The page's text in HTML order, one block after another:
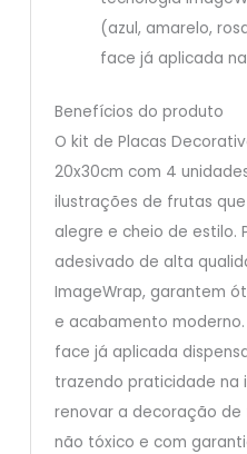
(azul, amarelo,
face já aplicada
Benefícios do produto
O kit de Placas
20x30cm com 4
ilustrações de frutas
alegre e cheio de estilo.
adesivado de alta
ImageWrap, garantem
e acabamento
face já aplicada
trazendo praticidade na
renovar a decoração de
não tóxico e com